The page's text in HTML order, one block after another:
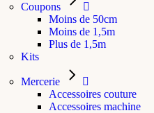
Coupons
Moins de 50cm
Moins de 1,5m
Plus de 1,5m
Kits
Mercerie
Accessoires couture
Accessoires machine